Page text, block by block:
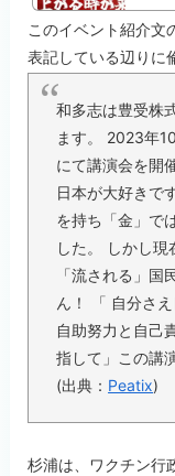
14日土
おさかに
せていた
志...
More t...
このイベント紹介文
表記している辺り
和多志は豊受株
ます。 2023年
にて講演会を開
日本が大好きで
を持ち「金」で
した。 しかし
「流される」
ん！ 「 自分さ
自助努力と自己
指して」この講
(出典： Peatix)
杉浦は、ワクチン行